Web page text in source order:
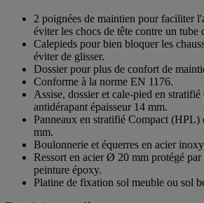
2 poignées de maintien pour faciliter
éviter les chocs de tête contre un tube
Calepieds pour bien bloquer les
éviter de glisser.
Dossier pour plus de confort de
Conforme à la norme EN 1176.
Assise, dossier et cale-pied en
antidérapant épaisseur 14 mm.
Panneaux en stratifié Compact (HPL)
mm.
Boulonnerie et équerres en acier
Ressort en acier Ø 20 mm protégé par
peinture époxy.
Platine de fixation sol meuble ou sol